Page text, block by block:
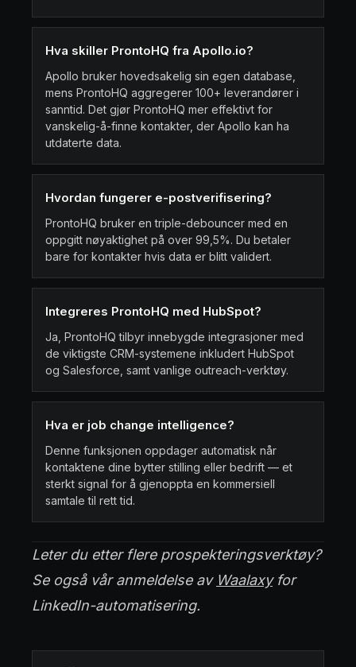
Hva skiller ProntoHQ fra Apollo.io?
Apollo bruker hovedsakelig sin egen database,
mens ProntoHQ aggregerer 100+ leverandører i
sanntid. Det gjør ProntoHQ mer effektivt for
vanskelig-å-finne kontakter, der Apollo kan ha
utdaterte data.
Hvordan fungerer e-postverifisering?
ProntoHQ bruker en triple-debouncer med en
oppgitt nøyaktighet på over 99,5%. Du betaler
bare for kontakter hvis data er blitt validert.
Integreres ProntoHQ med HubSpot?
Ja, ProntoHQ tilbyr innebygde integrasjoner med
de viktigste CRM-systemene inkludert HubSpot
og Salesforce, samt vanlige outreach-verktøy.
Hva er job change intelligence?
Denne funksjonen oppdager automatisk når
kontaktene dine bytter stilling eller bedrift — et
sterkt signal for å gjenoppta en kommersiell
samtale til rett tid.
Leter du etter flere prospekteringsverktøy?
Se også vår anmeldelse av Waalaxyfor
LinkedIn-automatisering.